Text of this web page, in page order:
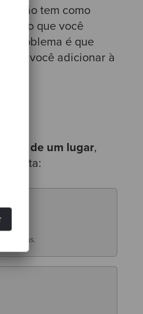
não tem como
que você
problema é que
você adicionar à
de um lugar,